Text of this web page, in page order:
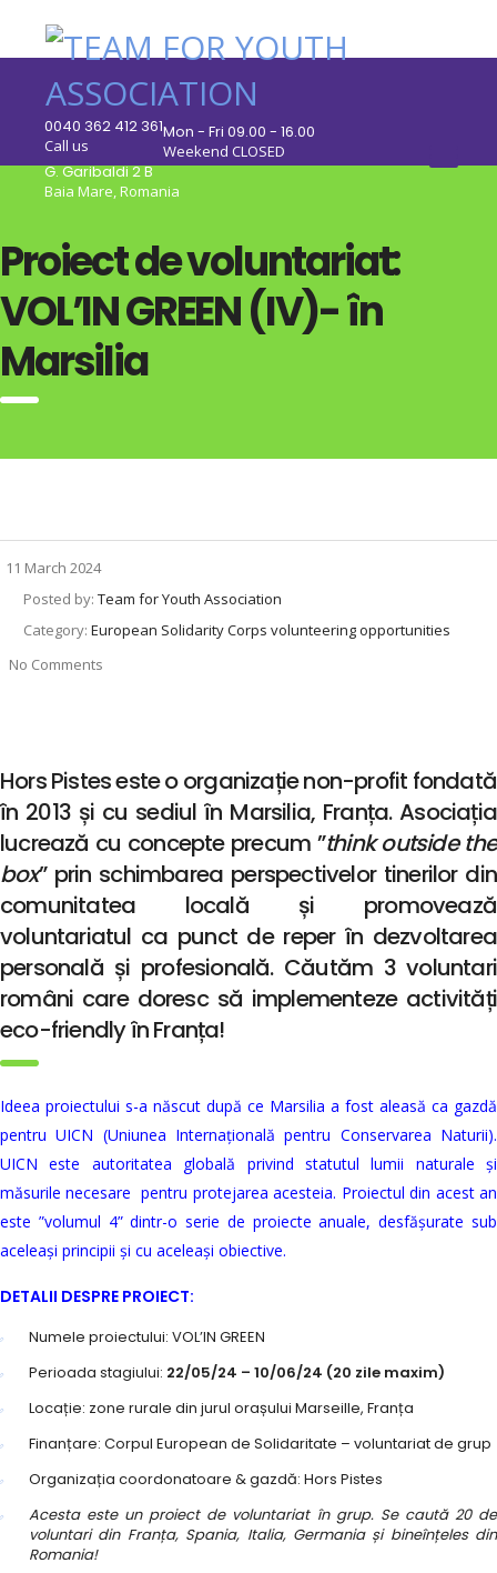
0040 362 412 361
Call us
Mon - Fri 09.00 - 16.00
Weekend CLOSED
G. Garibaldi 2 B
Baia Mare, Romania
Proiect de voluntariat:
VOL’IN GREEN (IV)- în
Marsilia
11 March 2024
Posted by: Team for Youth Association
Category: European Solidarity Corps volunteering opportunities
No Comments
Hors Pistes este o organizație non-profit fondată
în 2013 și cu sediul în Marsilia, Franța. Asociația
lucrează cu concepte precum ”think outside the
box” prin schimbarea perspectivelor tinerilor din
comunitatea locală și promovează
voluntariatul ca punct de reper în dezvoltarea
personală și profesională. Căutăm 3 voluntari
români care doresc să implementeze activități
eco-friendly în Franța!
Ideea proiectului s-a născut după ce Marsilia a fost aleasă ca gazdă
pentru UICN (Uniunea Internațională pentru Conservarea Naturii).
UICN este autoritatea globală privind statutul lumii naturale și
măsurile necesare pentru protejarea acesteia. Proiectul din acest an
este ”volumul 4” dintr-o serie de proiecte anuale, desfășurate sub
aceleași principii și cu aceleași obiective.
DETALII DESPRE PROIECT:
Numele proiectului: VOL’IN GREEN
Perioada stagiului: 22/05/24 – 10/06/24 (20 zile maxim)
Locație: zone rurale din jurul orașului Marseille, Franța
Finanțare: Corpul European de Solidaritate – voluntariat de grup
Organizația coordonatoare & gazdă: Hors Pistes
Acesta este un proiect de voluntariat în grup. Se caută 20 de
voluntari din Franța, Spania, Italia, Germania și bineînțeles din
Romania!